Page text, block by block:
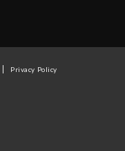
Privacy Policy